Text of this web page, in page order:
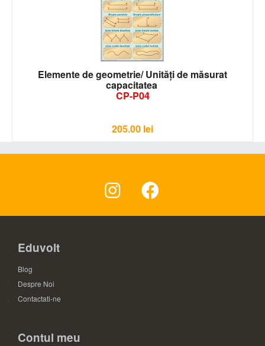
Elemente de geometrie/ Unităţi de măsurat
capacitatea
CP-P04
205.00 lei
Eduvolt
Blog
Despre Noi
Contactati-ne
Contul meu